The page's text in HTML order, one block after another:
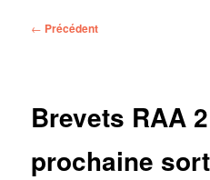
Navigation
← Précédent
Brevets RAA
prochaine